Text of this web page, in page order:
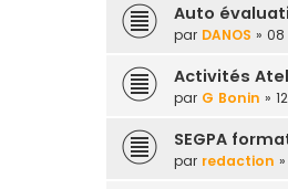
Auto
par DANOS » 08
Activités
par G Bonin »
SEGPA
par redaction